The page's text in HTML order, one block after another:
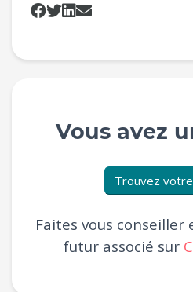
Vous avez
Trouvez
Faites vous
futur associé sur